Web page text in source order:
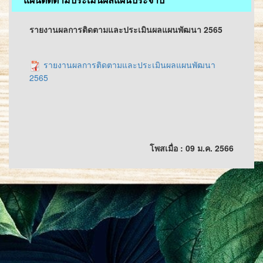
รายงานผลการติดตามและประเมินผลแผนพัฒนา 2565
รายงานผลการติดตามและประเมินผลแผนพัฒนา
2565
โพสเมื่อ : 09 ม.ค. 2566